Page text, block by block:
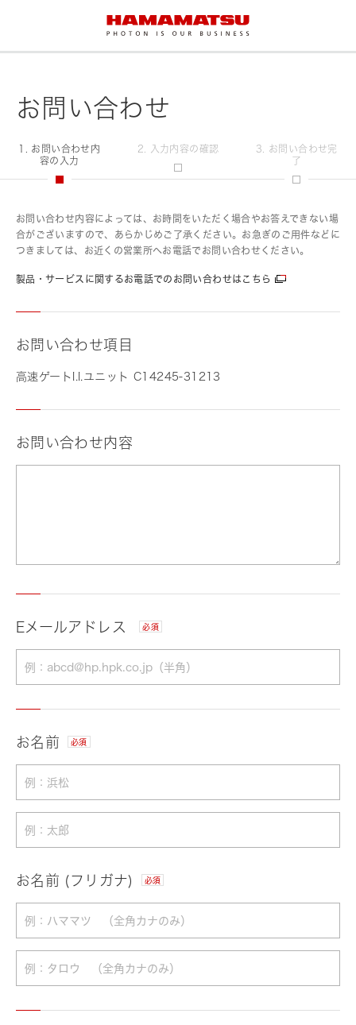
お問い合わせ
1. お問い合わせ内
容の入力
2. 入力内容の確認
3. お問い合わせ完
了
お問い合わせ内容によっては、お時間をいただく場合やお答えできない場
合がございますので、あらかじめご了承ください。お急ぎのご用件などに
つきましては、お近くの営業所へお電話でお問い合わせください。
製品・サービスに関するお電話でのお問い合わせはこちら
お問い合わせ項目
高速ゲートI.I.ユニット C14245-31213
お問い合わせ内容
Eメールアドレス 必須
お名前 必須
お名前 (フリガナ) 必須